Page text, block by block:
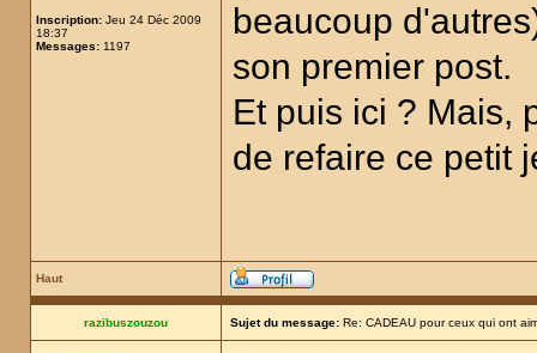
Inscription: Jeu 24 Déc 2009
18:37
Messages: 1197
beaucoup
son premier post.
Et puis ici ? Mais,
de refaire ce petit
Haut
razibuszouzou Sujet du message: Re: CADEAU pour ceux qui ont